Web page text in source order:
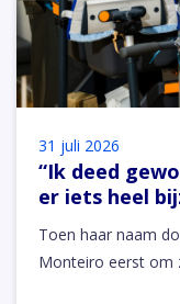
31 juli 2026
“Ik deed
er iets heel
Toen haar naam
Monteiro eerst om